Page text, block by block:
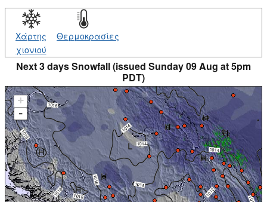
Χάρτης
χιονιού
Θερμοκρασίες
Next 3 days Snowfall (issued Sunday 09 Aug at 5pm
PDT)
+
-